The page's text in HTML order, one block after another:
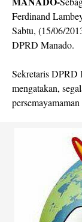
Ferdinand
Sabtu, (15/06/
DPRD Manado.
Sekretaris DPRD
mengatakan,